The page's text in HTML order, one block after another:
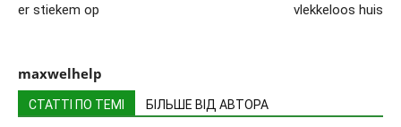
er stiekem op
vlekkeloos huis
maxwelhelp
СТАТТІ ПО ТЕМІ БІЛЬШЕ ВІД АВТОРА